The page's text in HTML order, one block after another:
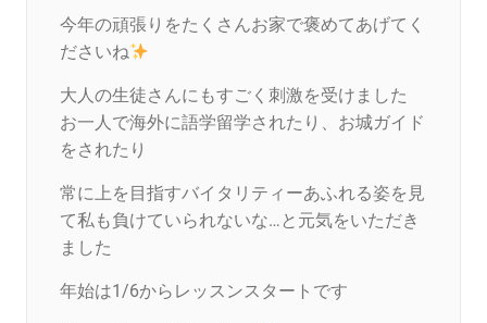
今年の頑張りをたくさんお家で褒めてあげてく
ださいね
大人の生徒さんにもすごく刺激を受けました
お一人で海外に語学留学されたり、お城ガイド
をされたり
常に上を目指すバイタリティーあふれる姿を見
て私も負けていられないな…と元気をいただき
ました
年始は1/6からレッスンスタートです